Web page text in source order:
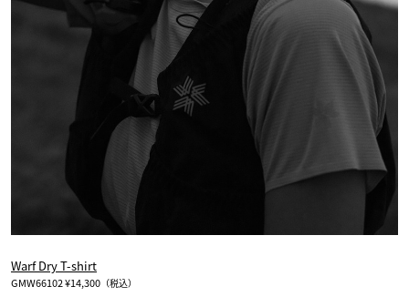
Warf Dry T-shirt
GMW66102 ¥14,300 （税込）